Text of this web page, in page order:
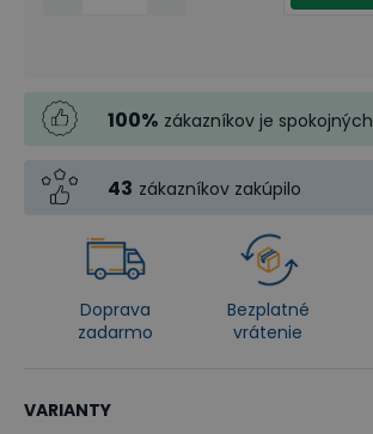
100% zákazníkov je spokojných
43 zákazníkov zakúpilo
Doprava
zadarmo
Bezplatné
vrátenie
VARIANTY